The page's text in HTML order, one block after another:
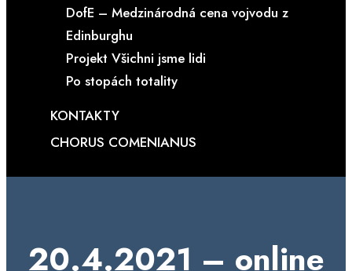
DofE – Medzinárodná cena vojvodu z
Edinburghu
Projekt Všichni jsme lidi
Po stopách totality
KONTAKTY
CHORUS COMENIANUS
20.4.2021 – online